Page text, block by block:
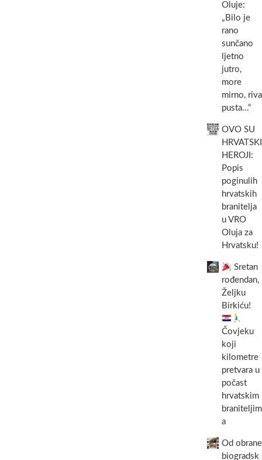
Oluje:
„Bilo je
rano
sunčano
ljetno
jutro,
more
mirno, riva
pusta...“
OVO SU
HRVATSKI
HEROJI:
Popis
poginulih
hrvatskih
branitelja
u VRO
Oluja za
Hrvatsku!
Sretan
rođendan,
Željku
Birkiću!
Čovjeku
koji
kilometre
pretvara u
počast
hrvatskim
braniteljim
a
Od obrane
biogradsk